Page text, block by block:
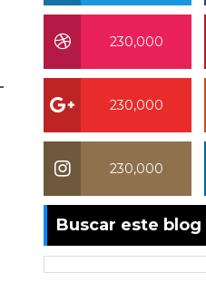
230,000
230,000
230,000
Buscar este blog